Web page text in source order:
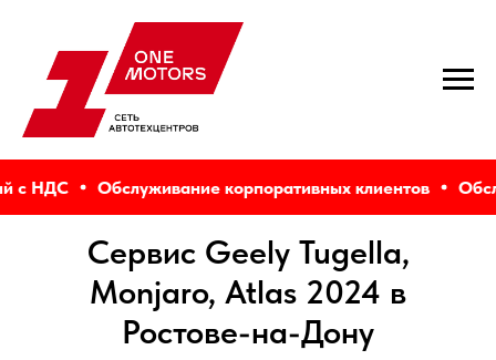
НДС Обслуживание корпоративных клиентов
Сервис Geely Tugella,
Monjaro, Atlas 2024 в
Ростове-на-Дону